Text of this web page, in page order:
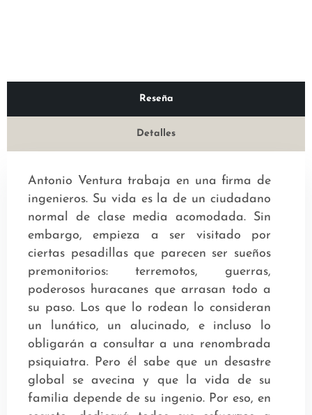
Reseña
Detalles
Antonio Ventura trabaja en una firma de
ingenieros. Su vida es la de un ciudadano
normal de clase media acomodada. Sin
embargo, empieza a ser visitado por
ciertas pesadillas que parecen ser sueños
premonitorios: terremotos, guerras,
poderosos huracanes que arrasan todo a
su paso. Los que lo rodean lo consideran
un lunático, un alucinado, e incluso lo
obligarán a consultar a una renombrada
psiquiatra. Pero él sabe que un desastre
global se avecina y que la vida de su
familia depende de su ingenio. Por eso, en